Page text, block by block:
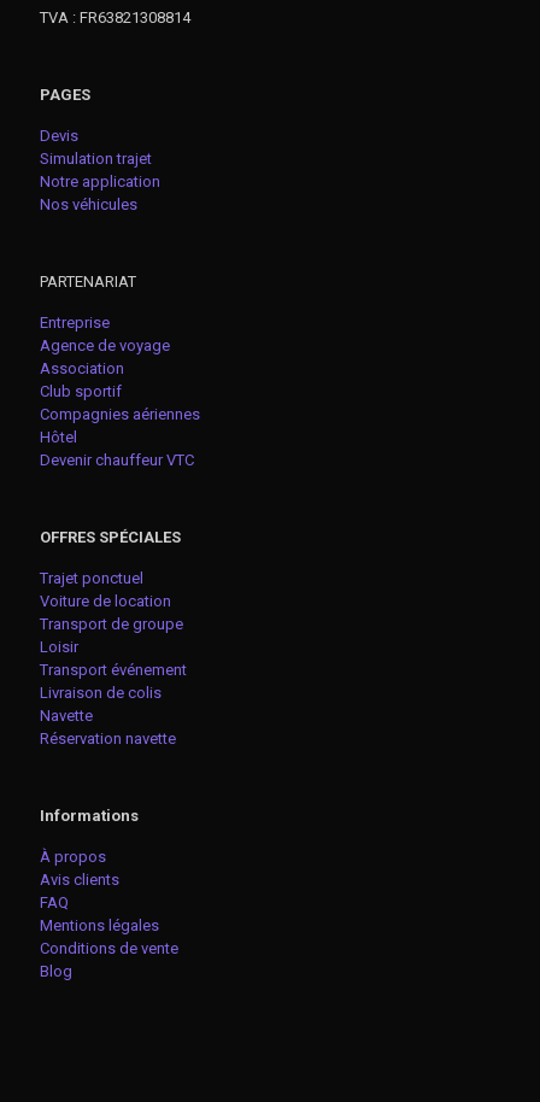
TVA : FR63821308814
PAGES
Devis
Simulation trajet
Notre application
Nos véhicules
PARTENARIAT
Entreprise
Agence de voyage
Association
Club sportif
Compagnies aériennes
Hôtel
Devenir chauffeur VTC
OFFRES SPÉCIALES
Trajet ponctuel
Voiture de location
Transport de groupe
Loisir
Transport événement
Livraison de colis
Navette
Réservation navette
Informations
À propos
Avis clients
FAQ
Mentions légales
Conditions de vente
Blog